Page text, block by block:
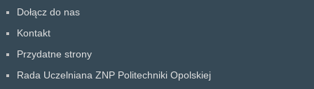
Dołącz do nas
Kontakt
Przydatne strony
Rada Uczelniana ZNP Politechniki Opolskiej